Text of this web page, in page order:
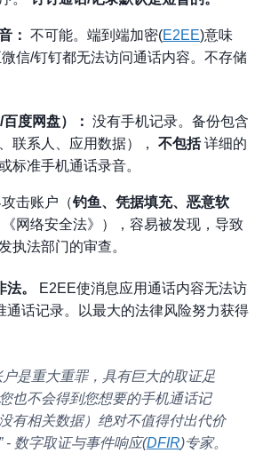
： 不可能。端到端加密(E2EE)意味
微信/钉钉都无法访问通话内容。不存储
度网盘）： 没有手机记录。备份包含
联系人、应用数据），
不包括 详细的
标准手机通话录音。
击账户（钓鱼、凭据填充、恶意软
网络安全法》）
，容易被发现，导致
执法部门的审查。
。
E2EE使消息应用通话内容无法访
通话记录。以最大的法律风险努力获得
户是重大重罪，具有巨大的取证足
也不会得到您想要的手机通话记
有相关数据）绝对不值得付出代价
- 数字取证与事件响应(DFIR)专家。